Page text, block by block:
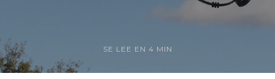
SE LEE EN 4 MIN